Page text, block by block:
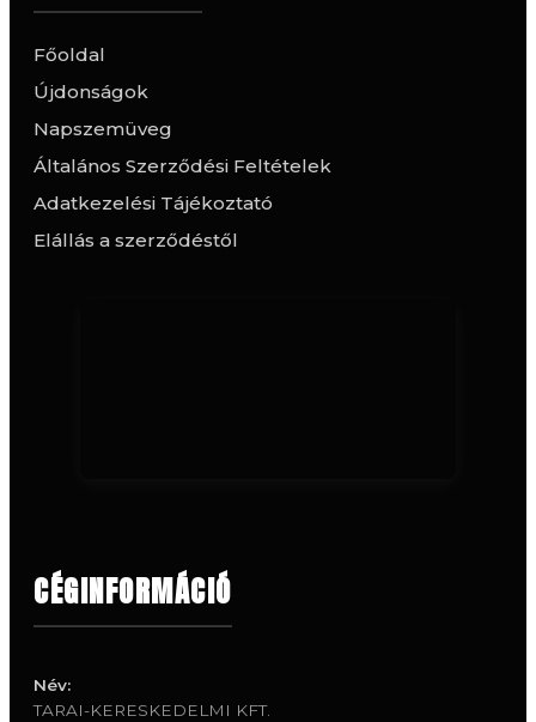
Főoldal
Újdonságok
Napszemüveg
Általános Szerződési Feltételek
Adatkezelési Tájékoztató
Elállás a szerződéstől
CÉGINFORMÁCIÓ
Név:
TARAI-KERESKEDELMI KFT.